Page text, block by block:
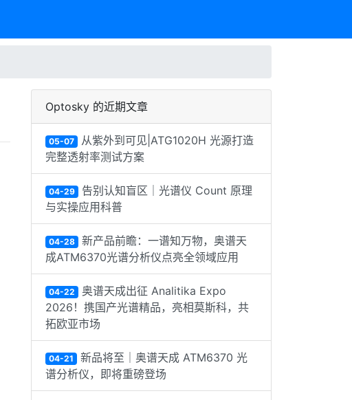
Optosky 的近期文章
05-07 从紫外到可见|ATG1020H 光源打造
完整透射率测试方案
04-29 告别认知盲区｜光谱仪 Count 原理
与实操应用科普
04-28 新产品前瞻：一谱知万物，奥谱天
成ATM6370光谱分析仪点亮全领域应用
04-22 奥谱天成出征 Analitika Expo
2026！携国产光谱精品，亮相莫斯科，共
拓欧亚市场
04-21 新品将至｜奥谱天成 ATM6370 光
谱分析仪，即将重磅登场